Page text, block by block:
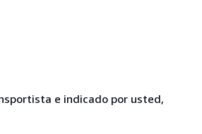
e indicado por usted,